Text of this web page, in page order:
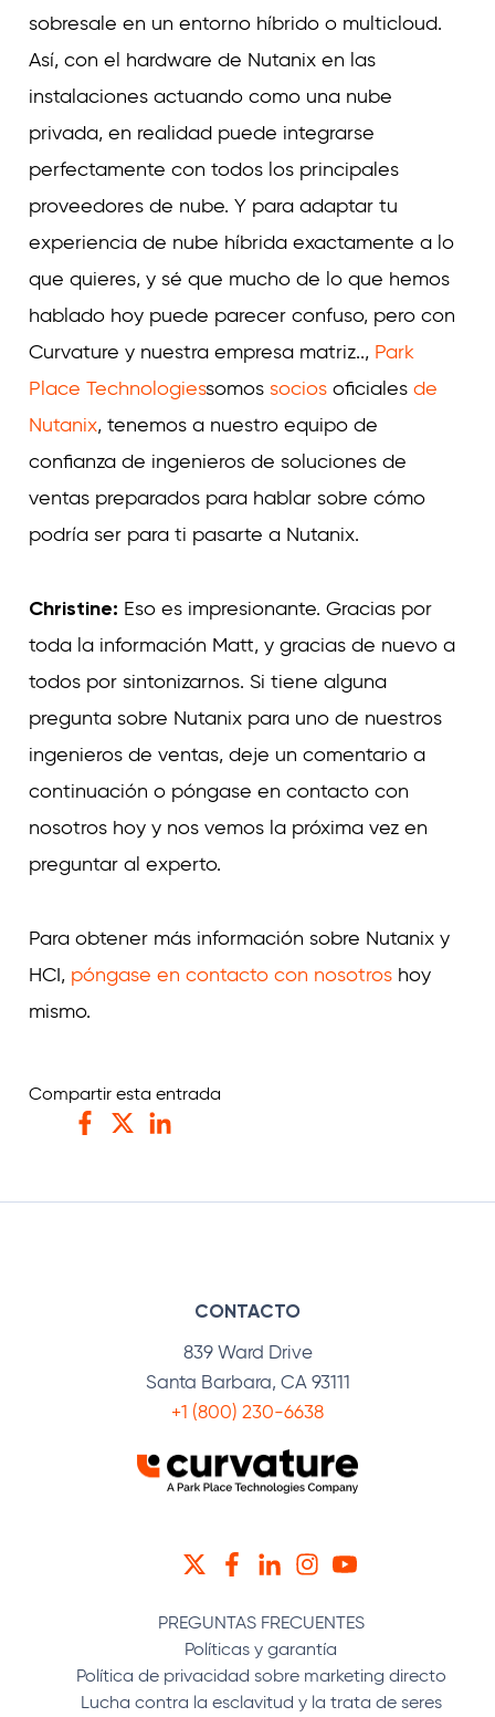
sobresale en un entorno híbrido o multicloud.
Así, con el hardware de Nutanix en las
instalaciones actuando como una nube
privada, en realidad puede integrarse
perfectamente con todos los principales
proveedores de nube. Y para adaptar tu
experiencia de nube híbrida exactamente a lo
que quieres, y sé que mucho de lo que hemos
hablado hoy puede parecer confuso, pero con
Curvature y nuestra empresa matriz.., Park
Place Technologiessomos socios oficiales de
Nutanix, tenemos a nuestro equipo de
confianza de ingenieros de soluciones de
ventas preparados para hablar sobre cómo
podría ser para ti pasarte a Nutanix.
Christine: Eso es impresionante. Gracias por
toda la información Matt, y gracias de nuevo a
todos por sintonizarnos. Si tiene alguna
pregunta sobre Nutanix para uno de nuestros
ingenieros de ventas, deje un comentario a
continuación o póngase en contacto con
nosotros hoy y nos vemos la próxima vez en
preguntar al experto.
Para obtener más información sobre Nutanix y
HCI, póngase en contacto con nosotros hoy
mismo.
Compartir esta entrada
CONTACTO
839 Ward Drive
Santa Barbara, CA 93111
+1 (800) 230-6638
TWITTERFACEBOOK
LINKEDININSTAGRAM
YOUTUBE
PREGUNTAS FRECUENTES
Políticas y garantía
Política de privacidad sobre marketing directo
Lucha contra la esclavitud y la trata de seres